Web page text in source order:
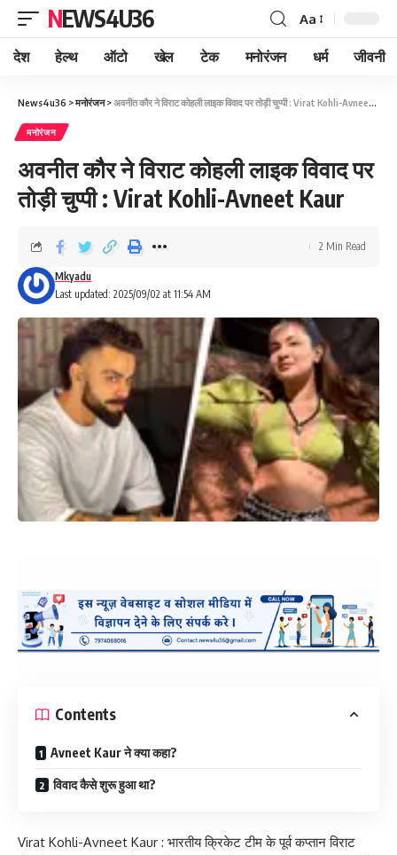
NEWS4U36 Aa
देश हेल्थ ऑटो खेल टेक मनोरंजन धर्म जीवनी
News4u36 >मनोरंजन>अवनीत कौर ने विराट कोहली लाइक विवाद पर तोड़ी चुप्पी : Virat Kohli-Avneet Kaur
मनोरंजन
अवनीत कौर ने विराट कोहली लाइक विवाद पर
तोड़ी चुप्पी : Virat Kohli-Avneet Kaur
Last updated: 2025/09/02 at 11:54 AM
Mkyadu
2 Min Read
Contents
Avneet Kaur ने क्या कहा?
विवाद कैसे शुरू हुआ था?
Virat Kohli-Avneet Kaur : भारतीय क्रिकेट टीम के पूर्व कप्तान विराट